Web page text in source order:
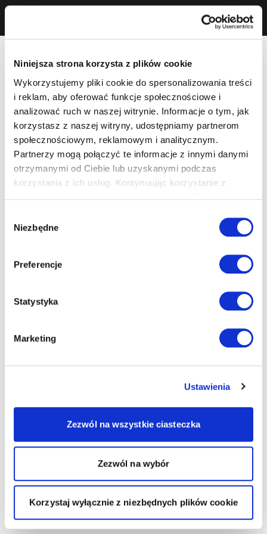
Niniejsza strona korzysta z plików cookie
Wykorzystujemy pliki cookie do spersonalizowania treści
i reklam, aby oferować funkcje społecznościowe i
analizować ruch w naszej witrynie. Informacje o tym, jak
korzystasz z naszej witryny, udostępniamy partnerom
społecznościowym, reklamowym i analitycznym.
Partnerzy mogą połączyć te informacje z innymi danymi
otrzymanymi od Ciebie lub uzyskanymi podczas
korzystania z ich usług. Kontynuując korzystanie z
zgody
Niezbędne
Preferencje
Statystyka
Marketing
Ustawienia
Zezwól na wszystkie ciasteczka
Zezwól na wybór
Korzystaj wyłącznie z niezbędnych plików cookie